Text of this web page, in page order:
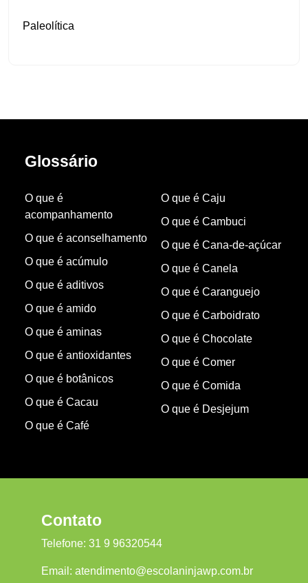
Paleolítica
Glossário
O que é
acompanhamento
O que é aconselhamento
O que é acúmulo
O que é aditivos
O que é amido
O que é aminas
O que é antioxidantes
O que é botânicos
O que é Cacau
O que é Café
O que é Caju
O que é Cambuci
O que é Cana-de-açúcar
O que é Canela
O que é Caranguejo
O que é Carboidrato
O que é Chocolate
O que é Comer
O que é Comida
O que é Desjejum
Contato
Telefone: 31 9 96320544
Email: atendimento@escolaninjawp.com.br